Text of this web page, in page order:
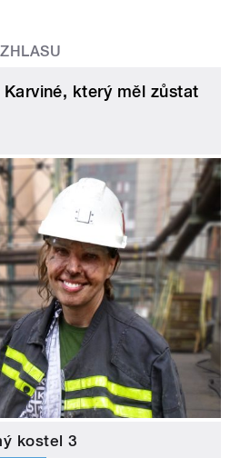
který měl zůstat
kostel 3